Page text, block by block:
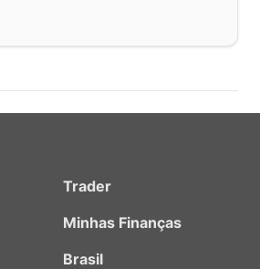
Trader
Minhas Finanças
Brasil